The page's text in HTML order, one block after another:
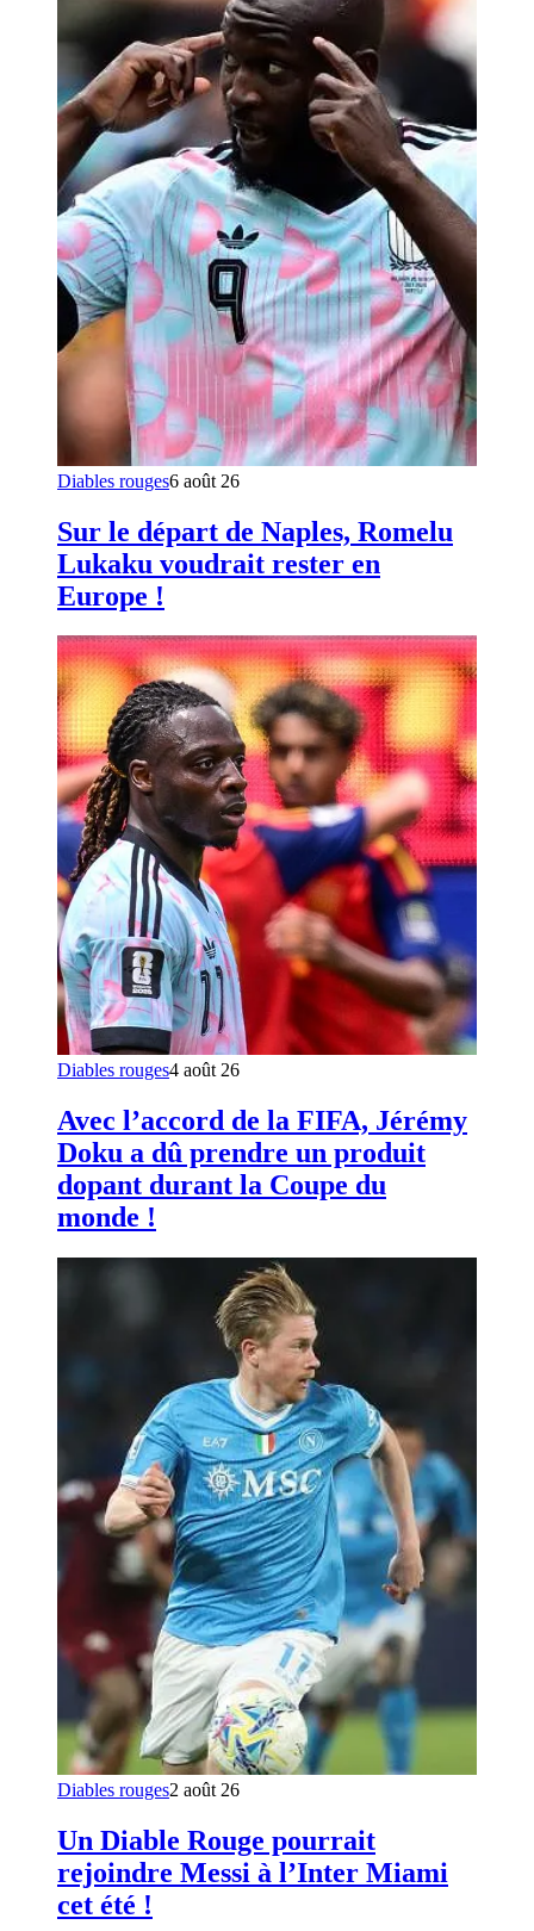
Diables rouges6 août 26
Sur le départ de Naples, Romelu
Lukaku voudrait rester en
Europe !
Diables rouges4 août 26
Avec l’accord de la FIFA, Jérémy
Doku a dû prendre un produit
dopant durant la Coupe du
monde !
Diables rouges2 août 26
Un Diable Rouge pourrait
rejoindre Messi à l’Inter Miami
cet été !